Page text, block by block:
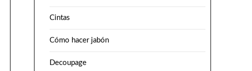
Cintas
Cómo hacer jabón
Decoupage